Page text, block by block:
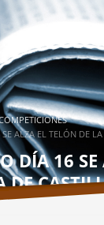
ALZA EL TELÓN DE
DÍA 16 SE
DE